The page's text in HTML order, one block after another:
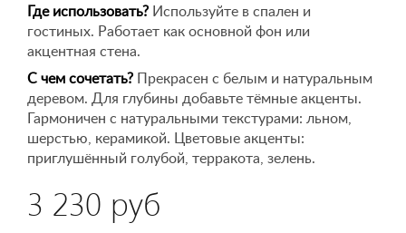
Где использовать? Используйте в спален и
гостиных. Работает как основной фон или
акцентная стена.
С чем сочетать? Прекрасен с белым и натуральным
деревом. Для глубины добавьте тёмные акценты.
Гармоничен с натуральными текстурами: льном,
шерстью, керамикой. Цветовые акценты:
приглушённый голубой, терракота, зелень.
3 230 руб